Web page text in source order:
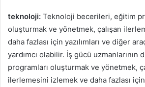
teknoloji: Teknoloji becerileri, eğitim
oluşturmak ve yönetmek, çalışan
daha fazlası için yazılımları ve diğer
yardımcı olabilir. İş gücü uzmanlarının
programları oluşturmak ve yönetmek,
ilerlemesini izlemek ve daha fazlası